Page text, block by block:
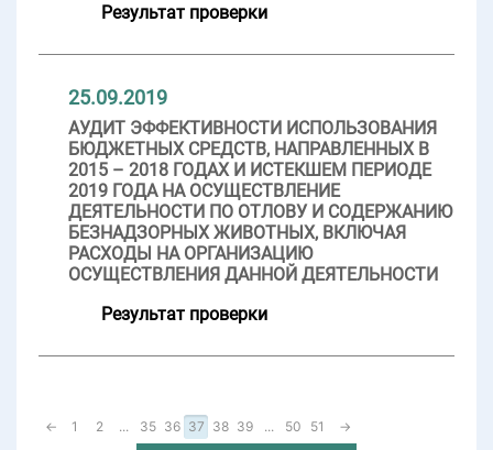
Результат проверки
25.09.2019
АУДИТ ЭФФЕКТИВНОСТИ ИСПОЛЬЗОВАНИЯ
БЮДЖЕТНЫХ СРЕДСТВ, НАПРАВЛЕННЫХ В
2015 – 2018 ГОДАХ И ИСТЕКШЕМ ПЕРИОДЕ
2019 ГОДА НА ОСУЩЕСТВЛЕНИЕ
ДЕЯТЕЛЬНОСТИ ПО ОТЛОВУ И СОДЕРЖАНИЮ
БЕЗНАДЗОРНЫХ ЖИВОТНЫХ, ВКЛЮЧАЯ
РАСХОДЫ НА ОРГАНИЗАЦИЮ
ОСУЩЕСТВЛЕНИЯ ДАННОЙ ДЕЯТЕЛЬНОСТИ
Результат проверки
← 1 2 ... 35 36 37 38 39 ... 50 51 →